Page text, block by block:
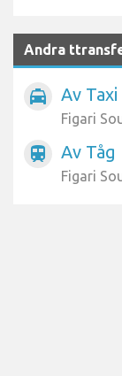
Andra
local_taxi Av Taxi
Figari
train Av Tåg
Figari